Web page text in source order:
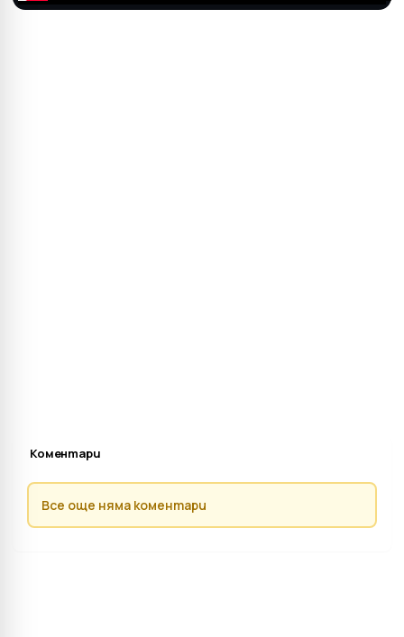
Коментари
Все още няма коментари